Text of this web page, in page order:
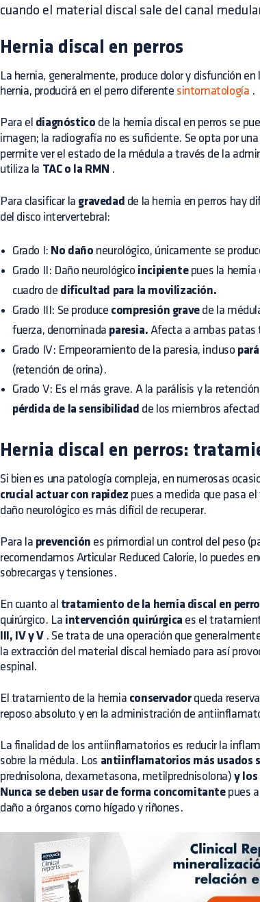
cuando el material discal sale del canal
Hernia discal en perros
La hernia, generalmente, produce dolor y disfunción
hernia, producirá en el perro diferente sintomatología .
Para el diagnóstico de la hernia discal en perros se
imagen; la radiografía no es suficiente. Se opta por una
permite ver el estado de la médula a través de la
utiliza la TAC o la RMN .
Para clasificar la gravedad de la hernia en perros hay
del disco intervertebral:
Grado I: No daño neurológico, únicamente se
Grado II: Daño neurológico incipientepues la hernia
cuadro de dificultad para la movilización.
Grado III: Se produce compresión gravede la
fuerza, denominada paresia. Afecta a ambas patas
Grado IV: Empeoramiento de la paresia, incluso
(retención de orina).
Grado V: Es el más grave. A la parálisis y la
pérdida de la sensibilidad de los miembros
Hernia discal en perros:
Si bien es una patología compleja, en numerosas
crucial actuar con rapidez pues a medida que pasa
daño neurológico es más difícil de recuperar.
Para la prevención es primordial un control del peso
recomendamos Articular Reduced Calorie, lo puedes
sobrecargas y tensiones.
En cuanto al tratamiento de la hernia discal en
quirúrgico. La intervención quirúrgica es el
III, IV y V. Se trata de una operación que
la extracción del material discal herniado para así
espinal.
El tratamiento de la hernia conservadorqueda
reposo absoluto y en la administración de
La finalidad de los antiinflamatorios es reducir la
sobre la médula. Los antiinflamatorios más usados
prednisolona, dexametasona, metilprednisolona)y
Nunca se deben usar de forma concomitantepues
daño a órganos como hígado y riñones.